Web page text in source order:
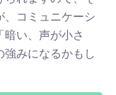
、コミュニケーシ
暗い、声が小さ
みになるかもし